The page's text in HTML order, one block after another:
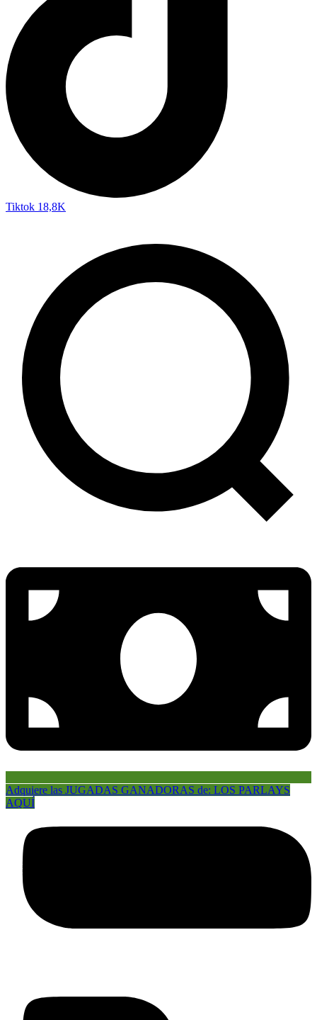
Tiktok 18,8K
Adquiere las JUGADAS GANADORAS de: LOS PARLAYS
AQUÍ